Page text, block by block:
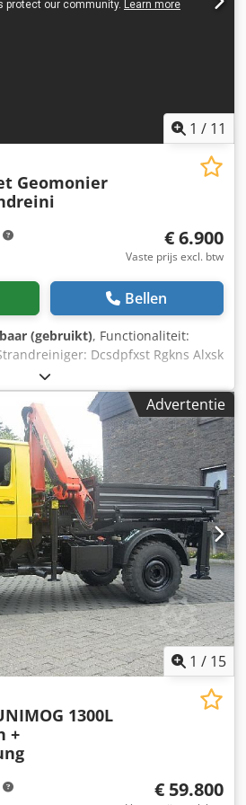
1 / 11
Geomonier
€ 6.900
Vaste prijs excl. btw
Bellen
(gebruikt), Functionaliteit:
Dcsdpfxst Rgkns Alxsk
028L - Getrokken uitvoering -
- Volledig verzinkt - Werkbreedte
Hark - Zeef Ontvang alle nieuw
e-mail – schrijf u in voor onze
en vergissingen voorbehouden,
Advertentie
1 / 15
1300L
+
€ 59.800